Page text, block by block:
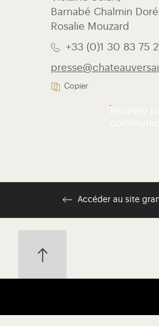
Barnabé Chalmin
Rosalie Mouzard
+33 (0)1 30 83 75
Copier
Accéder au site